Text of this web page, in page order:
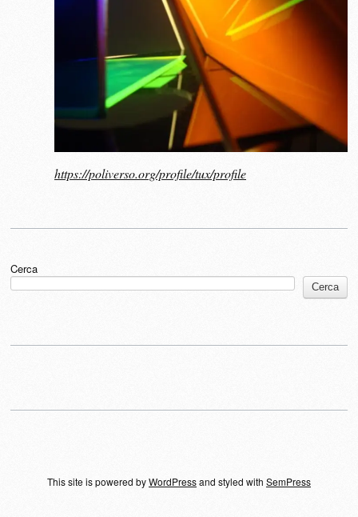
https://poliverso.org/profile/tux/profile
Cerca
Cerca
This site is powered byWordPressand styled with SemPress